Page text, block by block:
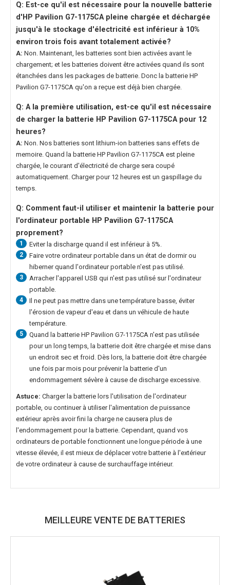
Q: Est-ce qu'il est nécessaire pour la nouvelle batterie
d'HP Pavilion G7-1175CA pleine chargée et déchargée
jusqu'à le stockage d'électricité est inférieur à 10%
environ trois fois avant totalement activée?
A: Non. Maintenant, les batteries sont bien activées avant le
chargement; et les batteries doivent être activées quand ils sont
étanchées dans les packages de batterie. Donc la batterie HP
Pavilion G7-1175CA qu'on a reçue est déjà bien chargée.
Q: A la première utilisation, est-ce qu'il est nécessaire
de charger la batterie HP Pavilion G7-1175CA pour 12
heures?
A: Non. Nos batteries sont lithium-ion batteries sans effets de
memoire. Quand la batterie HP Pavilion G7-1175CA est pleine
chargée, le courant d'électricité de charge sera coupé
automatiquement. Charger pour 12 heures est un gaspillage du
temps.
Q: Comment faut-il utiliser et maintenir la batterie pour
l'ordinateur portable HP Pavilion G7-1175CA
proprement?
1 Eviter la discharge quand il est inférieur à 5%.
2
Faire votre ordinateur portable dans un état de dormir ou
hiberner quand l'ordinateur portable n'est pas utilisé.
3
Arracher l'appareil USB qui n'est pas utilisé sur l'ordinateur
portable.
4
Il ne peut pas mettre dans une température basse, éviter
l'érosion de vapeur d'eau et dans un véhicule de haute
température.
5 Quand la batterie HP Pavilion G7-1175CA n'est pas utilisée
pour un long temps, la batterie doit être chargée et mise dans
un endroit sec et froid. Dès lors, la batterie doit être chargée
une fois par mois pour prévenir la batterie d'un
endommagement sévère à cause de discharge excessive.
Astuce: Charger la batterie lors l'utilisation de l'ordinateur
portable, ou continuer à utiliser l'alimentation de puissance
extérieur après avoir fini la charge ne causera plus de
l'endommagement pour la batterie. Cependant, quand vos
ordinateurs de portable fonctionnent une longue période à une
vitesse élevée, il est mieux de déplacer votre batterie à l'extérieur
de votre ordinateur à cause de surchauffage intérieur.
MEILLEURE VENTE DE BATTERIES